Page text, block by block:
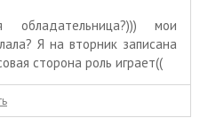
мои
Я на вторник записана
сторона роль играет((